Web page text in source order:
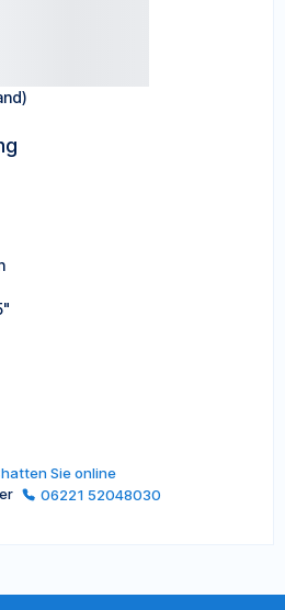
Sie online
06221 52048030